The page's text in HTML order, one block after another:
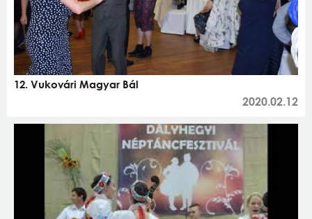
12. Vukovári Magyar Bál
2020.02.12